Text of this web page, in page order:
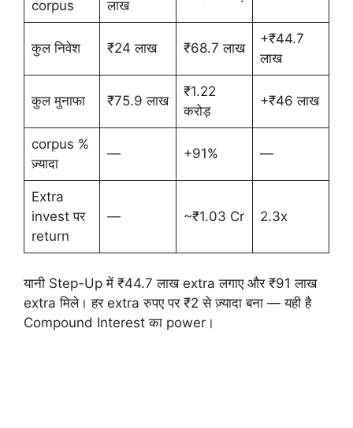
corpus लाख
कुल निवेश ₹24 लाख ₹68.7 लाख
+₹44.7
लाख
कुल मुनाफा ₹75.9 लाख
₹1.22
करोड़
+₹46 लाख
corpus %
ज़्यादा
— +91% —
Extra
invest पर
return
— ~₹1.03 Cr 2.3x
यानी Step-Up में ₹44.7 लाख extra लगाए और ₹91 लाख
extra मिले। हर extra रुपए पर ₹2 से ज़्यादा बना — यही है
Compound Interest का power।